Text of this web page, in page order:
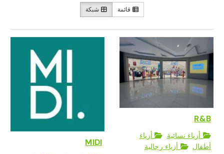
قائمة شبكة
R&B
أزياء نسائية
أزياء
أطفال
أزياء رجالية MIDI